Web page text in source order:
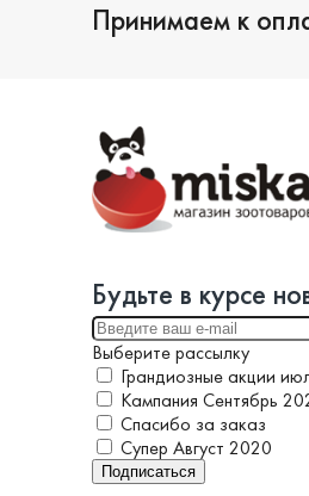
Принимаем к
Будьте в курсе
Выберите рассылку
Грандиозные акции
Кампания Сентябрь
Спасибо за заказ
Супер Август 2020
Подписаться